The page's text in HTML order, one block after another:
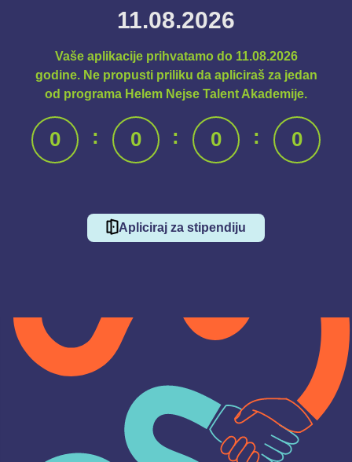
11.08.2026
Vaše aplikacije prihvatamo do 11.08.2026
godine. Ne propusti priliku da apliciraš za jedan
od programa Helem Nejse Talent Akademije.
0 : 0 : 0 : 0
Apliciraj za stipendiju